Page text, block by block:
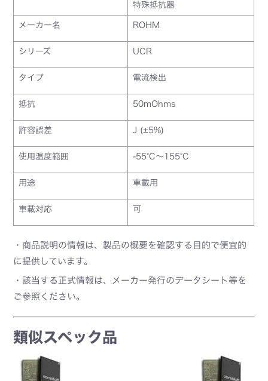
特殊抵抗器
メーカー名 ROHM
シリーズ UCR
タイプ 電流検出
抵抗 50mOhms
許容誤差 J (±5%)
使用温度範囲 -55°C～155°C
用途 車載用
車載対応 可
・商品説明の情報は、製品の概要を確認する目的で便宜的
に提供しています。
・該当する正式情報は、メーカー発行のデータシート等を
ご参照ください。
類似スペック品